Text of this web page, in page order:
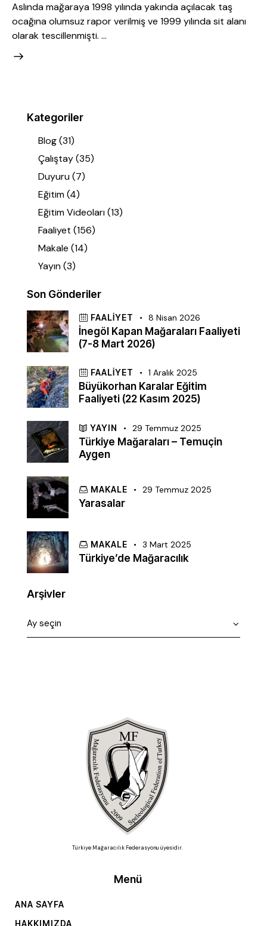
Aslında mağaraya 1998 yılında yakında açılacak taş
ocağına olumsuz rapor verilmiş ve 1999 yılında sit alanı
olarak tescillenmişti. …
Kategoriler
Blog(31)
Çalıştay(35)
Duyuru(7)
Eğitim(4)
Eğitim Videoları(13)
Faaliyet (156)
Makale (14)
Yayın(3)
Son Gönderiler
FAALIYET 8 Nisan 2026
İnegöl Kapan Mağaraları Faaliyeti
(7-8 Mart 2026)
FAALIYET 1 Aralık 2025
Büyükorhan Karalar Eğitim
Faaliyeti (22 Kasım 2025)
YAYIN 29 Temmuz 2025
Türkiye Mağaraları – Temuçin
Aygen
MAKALE 29 Temmuz 2025
Yarasalar
MAKALE 3 Mart 2025
Türkiye’de Mağaracılık
Arşivler
Türkiye Mağaracılık Federasyonu üyesidir.
Menü
ANA SAYFA
HAKKIMIZDA